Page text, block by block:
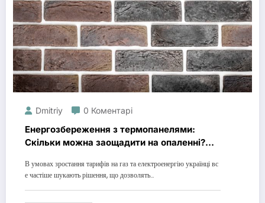
Dmitriy 0 Коментарі
Енергозбереження з термопанелями:
Скільки можна заощадити на опаленні?
В умовах зростання тарифів на газ та електроенергію українці вс
е частіше шукають рішення, що дозволять…